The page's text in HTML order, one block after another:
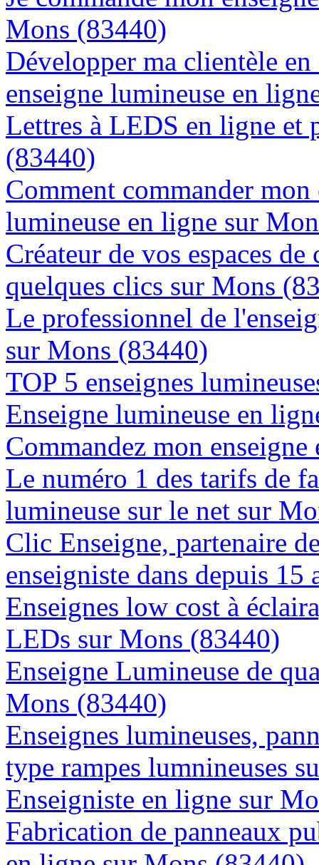
Mons (83440)
Développer ma clientèle
enseigne lumineuse en
Lettres à LEDS en ligne et
(83440)
Comment commander
lumineuse en ligne sur
Créateur de vos espaces
quelques clics sur Mons
Le professionnel de
sur Mons (83440)
TOP 5 enseignes
Enseigne lumineuse en
Commandez mon
Le numéro 1 des tarifs de
lumineuse sur le net sur
Clic Enseigne, partenaire
enseigniste dans depuis
Enseignes low cost à
LEDs sur Mons (83440)
Enseigne Lumineuse de
Mons (83440)
Enseignes lumineuses,
type rampes lumnineuses
Enseigniste en ligne sur
Fabrication de panneaux